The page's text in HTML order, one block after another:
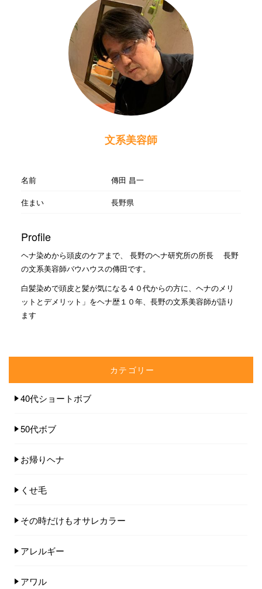
文系美容師
名前
傳田 昌一
住まい
長野県
Profile
ヘナ染めから頭皮のケアまで、 長野のヘナ研究所の所長 長野
の文系美容師バウハウスの傳田です。
白髪染めで頭皮と髪が気になる４０代からの方に、ヘナのメリ
ットとデメリット」をヘナ歴１０年、長野の文系美容師が語り
ます
カテゴリー
40代ショートボブ
50代ボブ
お帰りヘナ
くせ毛
その時だけもオサレカラー
アレルギー
アワル